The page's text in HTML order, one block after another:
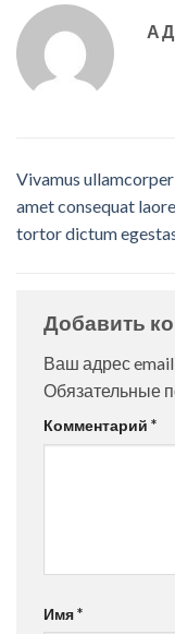
Vivamus
amet consequat
tortor dictum
Добавить
Ваш адрес email
Обязательные
Комментарий *
Имя*